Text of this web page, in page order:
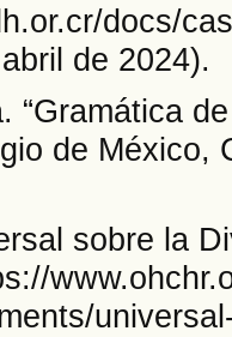
docs/
de 2024).
“Gramática
de
sobre la